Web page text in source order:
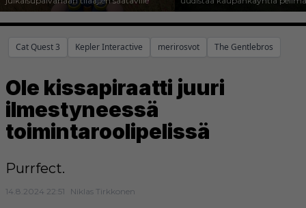
Cat Quest 3 Kepler Interactive merirosvot The Gentlebros
Ole kissapiraatti juuri
ilmestyneessä
toimintaroolipelissä
Purrfect.
14.8.2024 22:51 Niklas Tirkkonen